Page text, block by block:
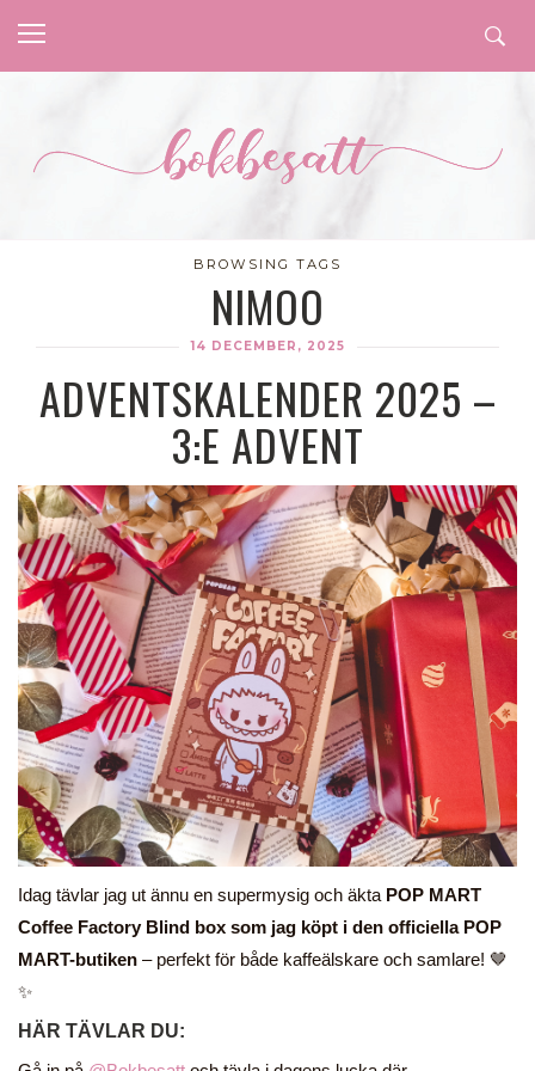
BROWSING TAGS
NIMOO
14 DECEMBER, 2025
ADVENTSKALENDER 2025 –
3:E ADVENT
Idag tävlar jag ut ännu en supermysig och äkta POP MART
Coffee Factory Blind box som jag köpt i den officiella POP
MART-butiken – perfekt för både kaffeälskare och samlare! 🤎
✨
HÄR TÄVLAR DU: